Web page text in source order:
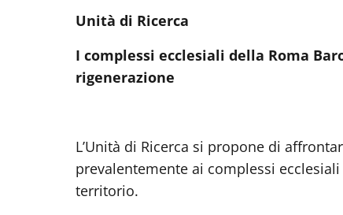
Unità di Ricerca
I complessi ecclesiali della Roma
rigenerazione
L’Unità di Ricerca si propone di
prevalentemente ai complessi
territorio.